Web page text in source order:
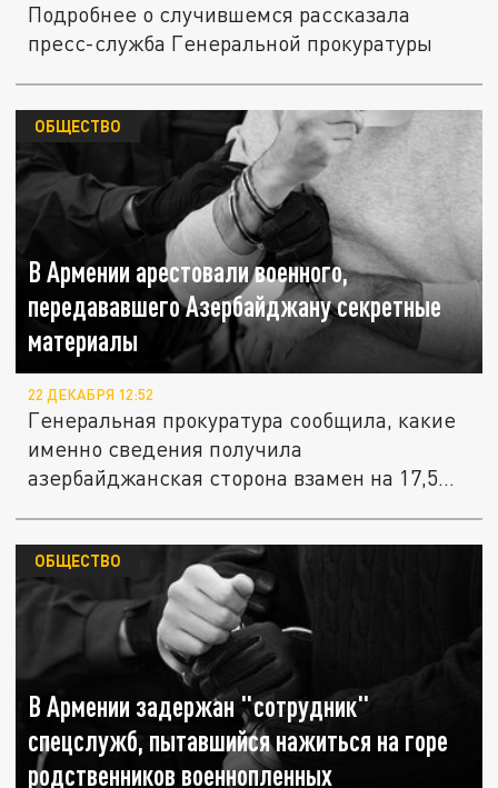
Подробнее о случившемся рассказала
пресс-служба Генеральной прокуратуры
В Армении арестовали военного,
передававшего Азербайджану секретные
материалы
ОБЩЕСТВО
22 ДЕКАБРЯ 12:52
Генеральная прокуратура сообщила, какие
именно сведения получила
азербайджанская сторона взамен на 17,5
В Армении задержан "сотрудник"
спецслужб, пытавшийся нажиться на горе
родственников военнопленных
ОБЩЕСТВО